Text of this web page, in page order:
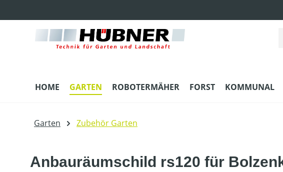
HOME GARTEN ROBOTERMÄHER FORST KOMMUNAL
Garten Zubehör Garten
Anbauräumschild rs120 für